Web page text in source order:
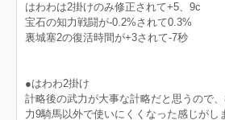
はわわは2掛けのみ修正されて+5、9c
宝石の知力戦闘が-0.2%されて0.3%
裏城塞2の復活時間が+3されて-7秒
●はわわ2掛け
計略後の武力が大事な計略だと思うので
力9騎馬以外で使いにくくなった感じがし